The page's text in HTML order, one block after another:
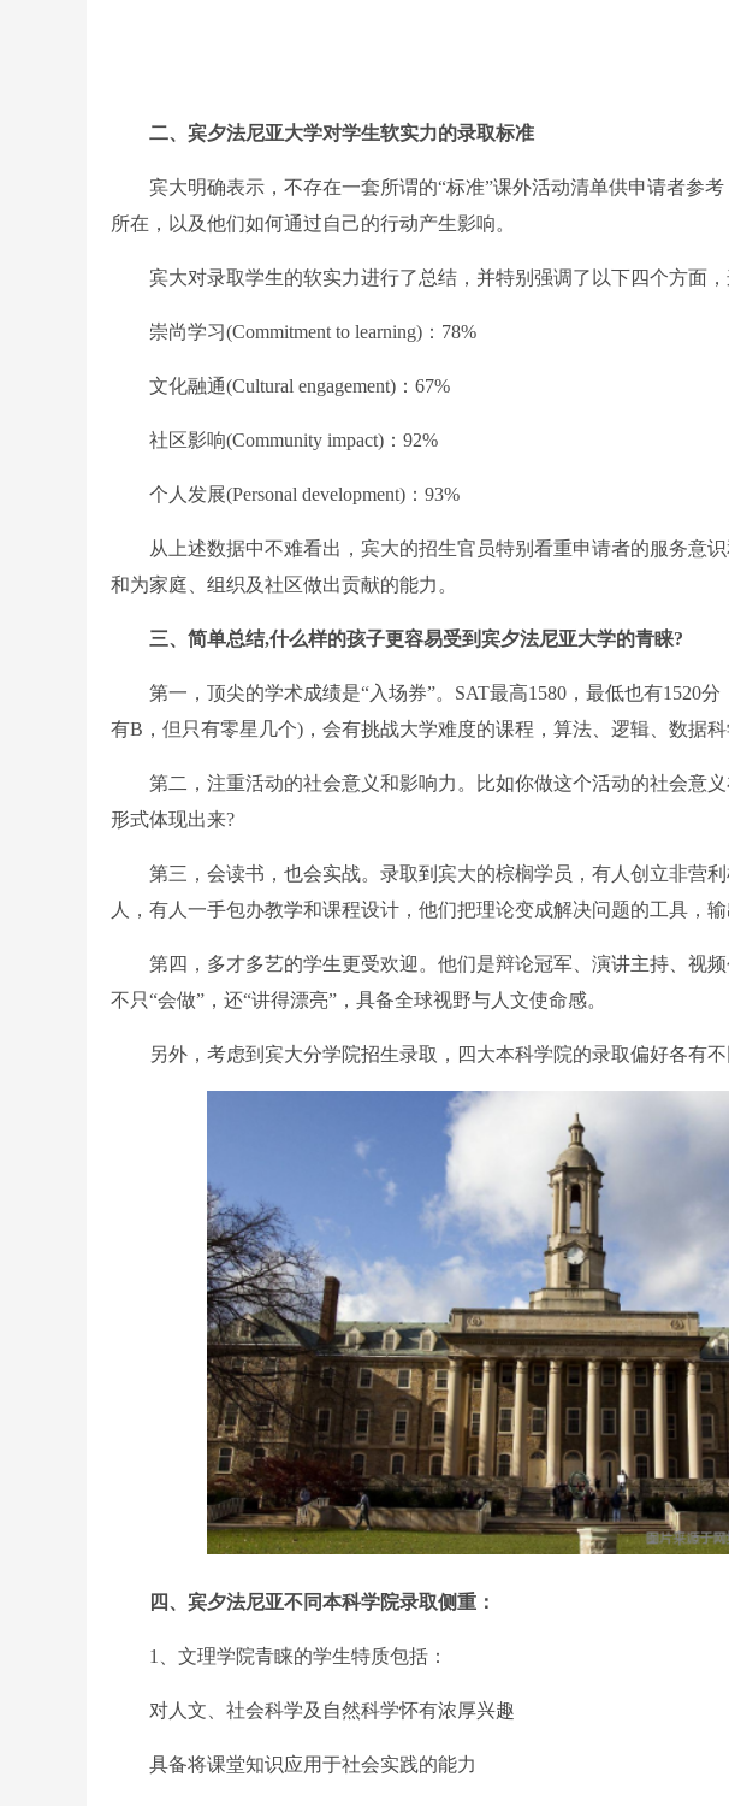
二、宾夕法尼亚大学对学生软实力的录取标准
宾大明确表示，不存在一套所谓的“标准”课外活动清单供申请者参考
所在，以及他们如何通过自己的行动产生影响。
宾大对录取学生的软实力进行了总结，并特别强调了以下四个方面，
崇尚学习(Commitment to learning)：78%
文化融通(Cultural engagement)：67%
社区影响(Community impact)：92%
个人发展(Personal development)：93%
从上述数据中不难看出，宾大的招生官员特别看重申请者的服务意识
和为家庭、组织及社区做出贡献的能力。
三、简单总结,什么样的孩子更容易受到宾夕法尼亚大学的青睐?
第一，顶尖的学术成绩是“入场券”。SAT最高1580，最低也有1520分
有B，但只有零星几个)，会有挑战大学难度的课程，算法、逻辑、数据科
第二，注重活动的社会意义和影响力。比如你做这个活动的社会意义
形式体现出来?
第三，会读书，也会实战。录取到宾大的棕榈学员，有人创立非营利
人，有人一手包办教学和课程设计，他们把理论变成解决问题的工具，输
第四，多才多艺的学生更受欢迎。他们是辩论冠军、演讲主持、视频
不只“会做”，还“讲得漂亮”，具备全球视野与人文使命感。
另外，考虑到宾大分学院招生录取，四大本科学院的录取偏好各有不
四、宾夕法尼亚不同本科学院录取侧重：
1、文理学院青睐的学生特质包括：
对人文、社会科学及自然科学怀有浓厚兴趣
具备将课堂知识应用于社会实践的能力